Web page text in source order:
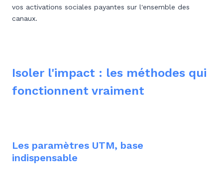
vos activations sociales payantes sur l'ensemble des
canaux.
Isoler l'impact : les méthodes qui
fonctionnent vraiment
Les paramètres UTM, base
indispensable